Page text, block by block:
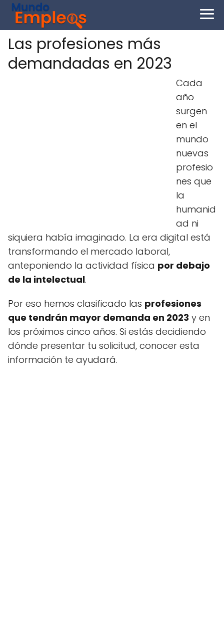
Las profesiones más
demandadas en 2023
Cada
año
surgen
en el
mundo
nuevas
profesio
nes que
la
humanid
ad ni
siquiera había imaginado. La era digital está
transformando el mercado laboral,
anteponiendo la actividad física por debajo
de la intelectual.
Por eso hemos clasificado las profesiones
que tendrán mayor demanda en 2023 y en
los próximos cinco años. Si estás decidiendo
dónde presentar tu solicitud, conocer esta
información te ayudará.